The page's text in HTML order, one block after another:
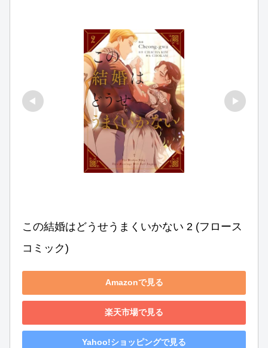
この結婚はどうせうまくいかない 2 (フロース
コミック)
Amazonで見る
楽天市場で見る
Yahoo!ショッピングで見る